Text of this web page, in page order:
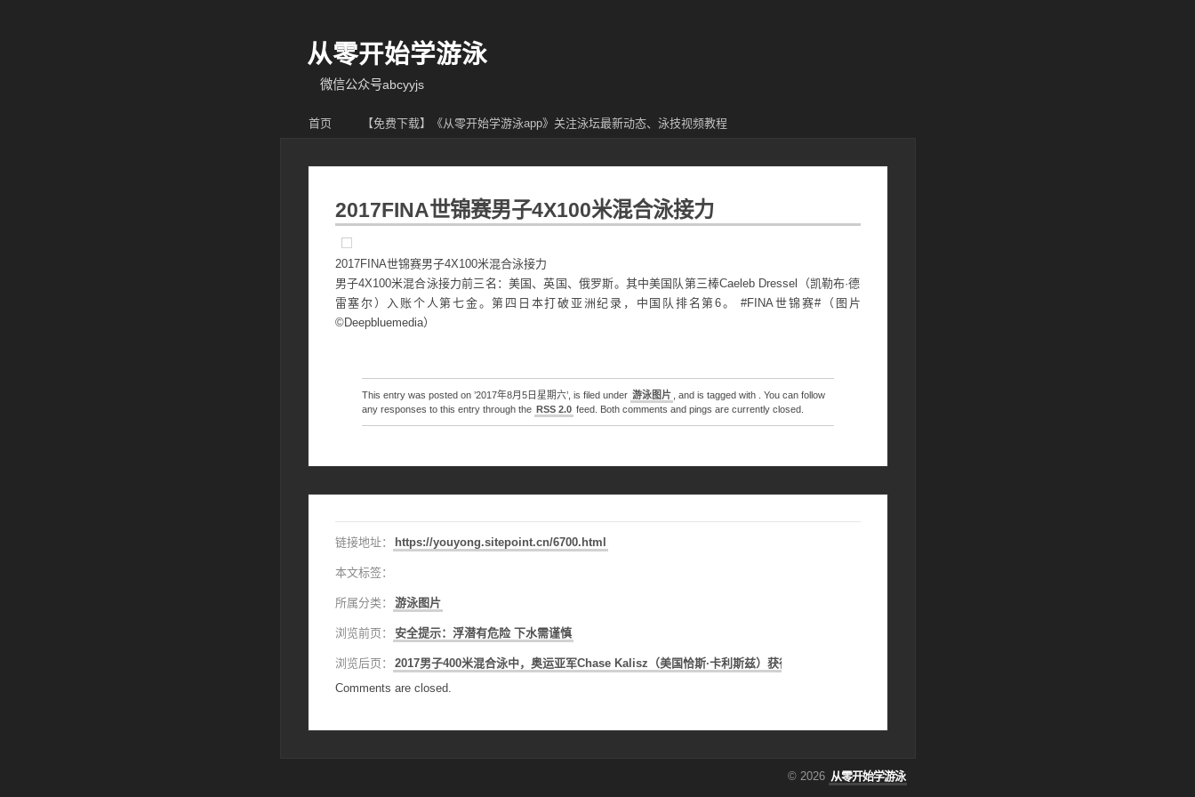
从零开始学游泳
微信公众号abcyyjs
首页 【免费下载】《从零开始学游泳app》关注泳坛最新动态、泳技视频教程
2017FINA世锦赛男子4X100米混合泳接力
2017FINA世锦赛男子4X100米混合泳接力
男子4X100米混合泳接力前三名：美国、英国、俄罗斯。其中美国队第三棒Caeleb Dressel（凯勒布·德
雷塞尔）入账个人第七金。第四日本打破亚洲纪录，中国队排名第6。 #FINA世锦赛#（图片
©Deepbluemedia）
This entry was posted on ’2017年8月5日星期六’, is filed under 游泳图片
, and is tagged with . You can follow
any responses to this entry through the RSS 2.0 feed. Both comments and pings are currently closed.
链接地址： https://youyong.sitepoint.cn/6700.html
本文标签：
所属分类： 游泳图片
浏览前页： 安全提示：浮潜有危险 下水需谨慎
浏览后页：
2017男子400米混合泳中，奥运亚军Chase Kalisz（美国恰斯·卡利斯兹）获得金牌
Comments are closed.
© 2026 从零开始学游泳